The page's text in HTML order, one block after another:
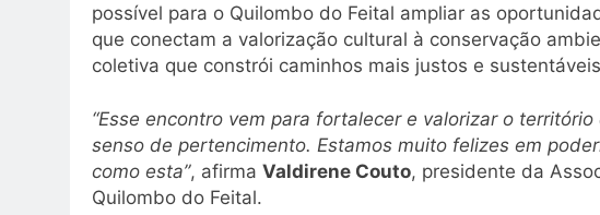
possível para o Quilombo do Feital ampliar as
que conectam a valorização cultural à conservação
coletiva que constrói caminhos mais justos e
“Esse encontro vem para fortalecer e valorizar o
senso de pertencimento. Estamos muito felizes em
como esta”, afirma Valdirene Couto, presidente da
Quilombo do Feital.